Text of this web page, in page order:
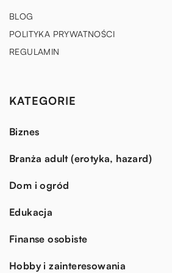
BLOG
POLITYKA PRYWATNOŚCI
REGULAMIN
KATEGORIE
Biznes
Branża adult (erotyka, hazard)
Dom i ogród
Edukacja
Finanse osobiste
Hobby i zainteresowania